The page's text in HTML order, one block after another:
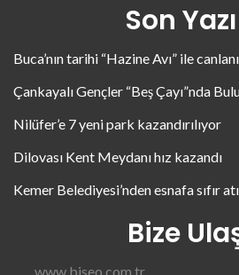
Son
Buca’nın tarihi “Hazine Avı” ile
Çankayalı Gençler “Beş Çayı”nda
Nilüfer’e 7 yeni park kazandırılıyor
Dilovası Kent Meydanı hız kazandı
Kemer Belediyesi’nden esnafa sıfır
Bize
www.biseo.com.tr